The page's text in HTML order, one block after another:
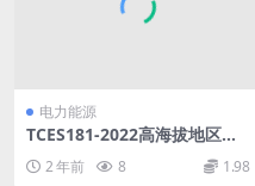
电力能源
TCES181-2022高海拔地区架
空输电线路直升机航巡作业技
术导则(320.17KB)pdf
2 年前 8 1.98